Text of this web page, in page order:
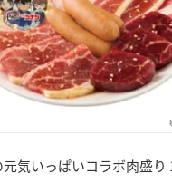
気いっぱいコラボ肉盛り